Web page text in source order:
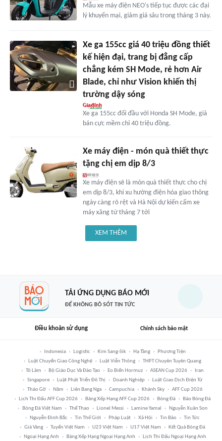
Mẫu xe máy điện NEO's tiếp tục được các đại
lý khuyến mại, giảm giá sâu trong tháng 3 này.
Xe ga 155cc giá 40 triệu đồng thiết
kế hiện đại, trang bị đẳng cấp
chẳng kém SH Mode, rẻ hơn Air
Blade, chỉ như Vision khiến thị
trường dậy sóng
Xe ga 155cc đối đầu với Honda SH Mode, giá
bán cực mềm chỉ 40 triệu đồng.
Xe máy điện - món quà thiết thực
tặng chị em dịp 8/3
Xe máy điện sẽ là món quà thiết thực cho chị
em dịp 8/3, khi xu hướng điện hóa giao thông
ngày càng rõ rệt và Hà Nội dự kiến cấm xe
máy xăng từ tháng 7 tới
XEM THÊM
TẢI ỨNG DỤNG BÁO MỚI
ĐỂ KHÔNG BỎ SÓT TIN TỨC
Điều khoản sử dụng Chính sách bảo mật
Indonesia Logistic Kim Sang-Sik Hạ Tầng
Phương Tiện
Luật Chuyển Giao Công Nghệ
Luật Viễn Thông
THPT Chuyên Tuyên Quang
Tô Lâm
Bộ Giáo Dục Và Đào Tạo Eo Biển Hormuz ASEAN Cup 2026
Iran
Singapore
Luật Phát Triển Đô Thị Doanh Nghiệp
Luật Giao Dịch Điện Tử
Tháo Gỡ
Năm Liên Bang Nga Campuchia Khánh Sky
AFF Cup 2026
Lịch Thi Đấu AFF Cup 2026
Bảng Xếp Hạng AFF Cup 2026 Bóng Đá
Báo Bóng Đá
Bóng Đá Việt Nam
Thể Thao Lionel Messi Lamine Yamal
Nguyễn Xuân Son
Nguyễn Đình Bắc
Tin Thế Giới Pháp Luật Xã Hội Tin Bão
Tin Tức
Giá Vàng
Tuyển Việt Nam U23 Việt Nam U17 Việt Nam
Kết Quả Bóng Đá
Ngoại Hạng Anh
Bảng Xếp Hạng Ngoại Hạng Anh Lịch Thi Đấu Ngoại Hạng Anh